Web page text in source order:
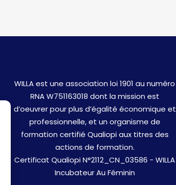
WILLA est une association loi 1901 au numéro
RNA W751163018 dont la mission est
d’oeuvrer pour plus d’égalité économique et
professionnelle, et un organisme de
formation certifié Qualiopi aux titres des
actions de formation.
Certificat Qualiopi N°2112_CN_03586 - WILLA
Incubateur Au Féminin